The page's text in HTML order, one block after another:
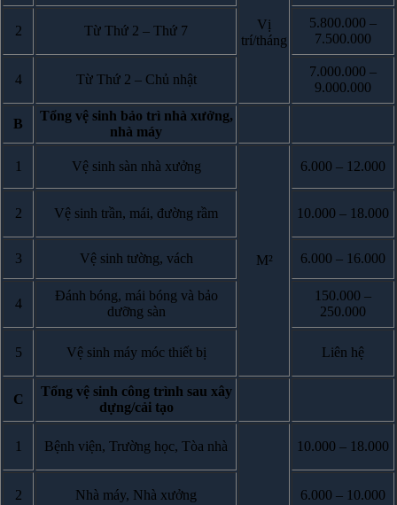
Vị
trí/tháng
2 Từ Thứ 2 – Thứ 7
5.800.000 –
7.500.000
4 Từ Thứ 2 – Chủ nhật
7.000.000 –
9.000.000
B
Tổng vệ sinh bảo trì nhà xưởng,
nhà máy
1 Vệ sinh sàn nhà xưởng
M²
6.000 – 12.000
2 Vệ sinh trần, mái, đường rầm 10.000 – 18.000
3 Vệ sinh tường, vách 6.000 – 16.000
4
Đánh bóng, mái bóng và bảo
dưỡng sàn
150.000 –
250.000
5 Vệ sinh máy móc thiết bị Liên hệ
C
Tổng vệ sinh công trình sau xây
dựng/cải tạo
1 Bệnh viện, Trường học, Tòa nhà 10.000 – 18.000
2 Nhà máy, Nhà xưởng 6.000 – 10.000